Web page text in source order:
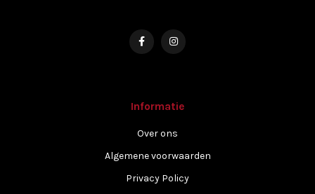
Informatie
Over ons
Algemene voorwaarden
Privacy Policy